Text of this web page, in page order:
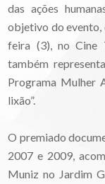
das ações
objetivo do evento,
feira (3), no Cine
também
Programa Mulher
lixão”.
O premiado
2007 e 2009,
Muniz no Jardim